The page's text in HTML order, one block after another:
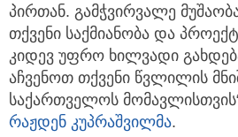
პირთან. გამჭვირვალე
თქვენი საქმიანობა და
კიდევ უფრო ხილვადი
აჩვენოთ თქვენი წვლილის
საქართველოს
რაჟდენ კუპრაშვილმა.